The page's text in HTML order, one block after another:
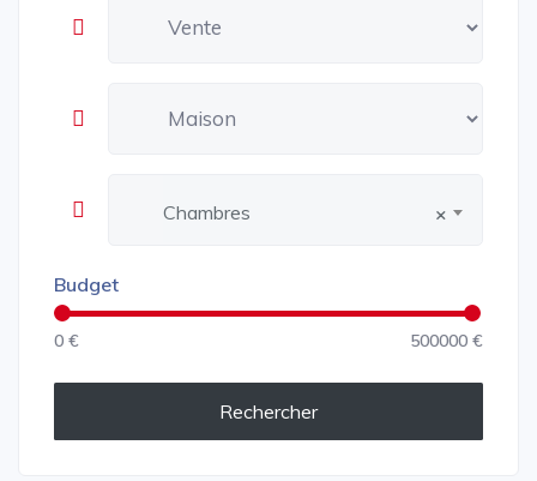
×
Chambres
Budget
0 € 500000 €
Rechercher